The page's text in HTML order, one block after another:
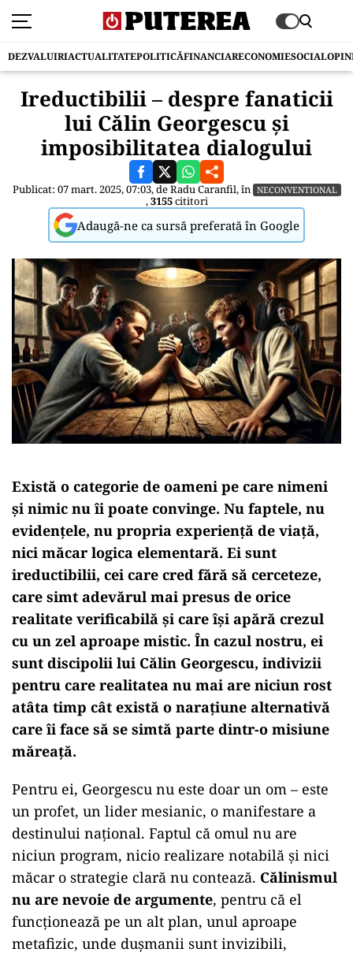
DEZVALUIRIACTUALITATEPOLITICĂFINANCIARECONOMIESOCIAL
Ireductibilii – despre fanaticii
lui Călin Georgescu și
imposibilitatea dialogului
Publicat: 07 mart. 2025, 07:03, deRadu Caranfil, în NECONVENTIONAL
,3155cititori
Adaugă-ne ca sursă preferată în Google
Există o categorie de oameni pe care nimeni
și nimic nu îi poate convinge. Nu faptele, nu
evidențele, nu propria experiență de viață,
nici măcar logica elementară. Ei sunt
ireductibilii, cei care cred fără să cerceteze,
care simt adevărul mai presus de orice
realitate verificabilă și care își apără crezul
cu un zel aproape mistic. În cazul nostru, ei
sunt discipolii lui Călin Georgescu, indivizii
pentru care realitatea nu mai are niciun rost
atâta timp cât există o narațiune alternativă
care îi face să se simtă parte dintr-o misiune
măreață.
Pentru ei, Georgescu nu este doar un om – este
un profet, un lider mesianic, o manifestare a
destinului național. Faptul că omul nu are
niciun program, nicio realizare notabilă și nici
măcar o strategie clară nu contează. Călinismul
nu are nevoie de argumente, pentru că el
funcționează pe un alt plan, unul aproape
metafizic, unde dușmanii sunt invizibili,